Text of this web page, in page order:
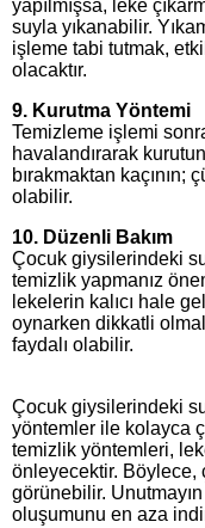
yapılmışsa, leke
suyla yıkanabilir.
işleme tabi tutmak,
olacaktır.
9. Kurutma Yöntemi
Temizleme işlemi
havalandırarak
bırakmaktan kaçının;
olabilir.
10. Düzenli Bakım
Çocuk giysilerindeki
temizlik yapmanız
lekelerin kalıcı hale
oynarken dikkatli
faydalı olabilir.
Çocuk giysilerindeki
yöntemler ile kolayca
temizlik yöntemleri,
önleyecektir. Böylece,
görünebilir.
oluşumunu en aza